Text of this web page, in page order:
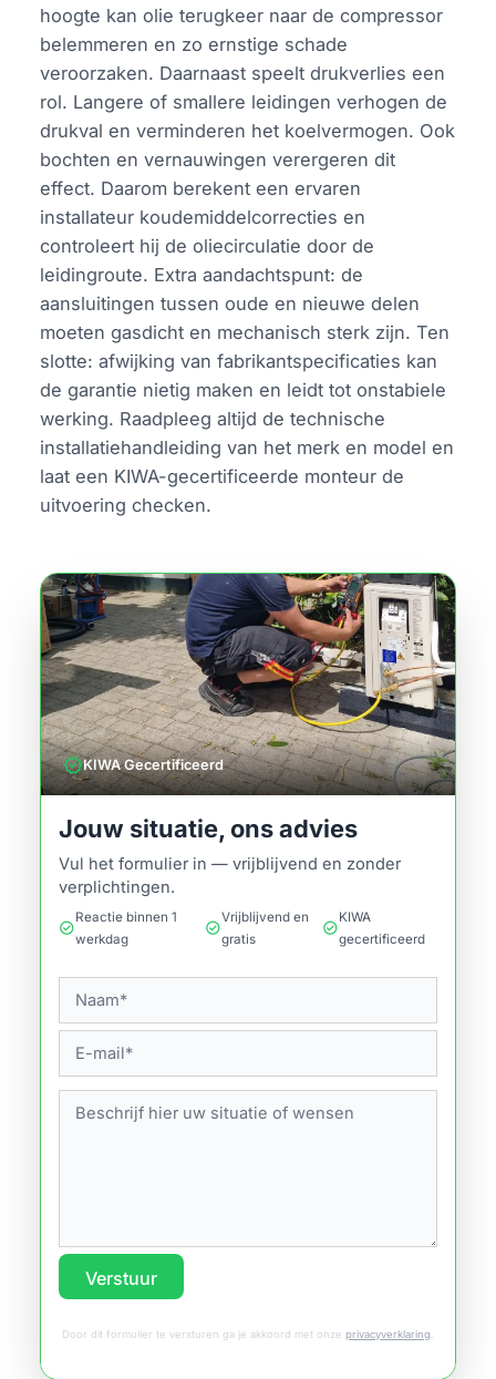
hoogte kan olie terugkeer naar de compressor
belemmeren en zo ernstige schade
veroorzaken. Daarnaast speelt drukverlies een
rol. Langere of smallere leidingen verhogen de
drukval en verminderen het koelvermogen. Ook
bochten en vernauwingen verergeren dit
effect. Daarom berekent een ervaren
installateur koudemiddelcorrecties en
controleert hij de oliecirculatie door de
leidingroute. Extra aandachtspunt: de
aansluitingen tussen oude en nieuwe delen
moeten gasdicht en mechanisch sterk zijn. Ten
slotte: afwijking van fabrikantspecificaties kan
de garantie nietig maken en leidt tot onstabiele
werking. Raadpleeg altijd de technische
installatiehandleiding van het merk en model en
laat een KIWA-gecertificeerde monteur de
uitvoering checken.
verifiedKIWA Gecertificeerd
Jouw situatie, ons advies
Vul het formulier in — vrijblijvend en zonder
verplichtingen.
check_circle
Reactie binnen 1
werkdag
check_circle
Vrijblijvend en
gratis
check_circle
KIWA
gecertificeerd
Verstuur
Door dit formulier te versturen ga je akkoord met onze privacyverklaring.